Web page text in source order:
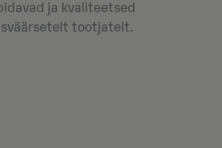
ja kvaliteetsed
tootjatelt.